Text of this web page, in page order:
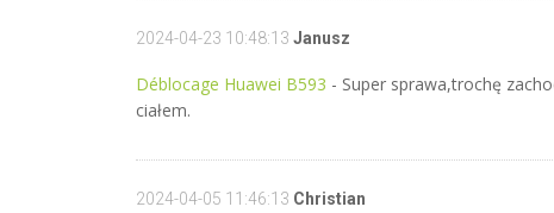
2024-04-23 10:48:13 Janusz
Déblocage Huawei B593 - Super sprawa,trochę
ciałem.
2024-04-05 11:46:13 Christian